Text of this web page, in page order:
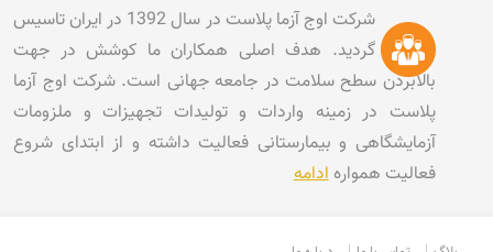
شرکت اوج آزما پلاست در سال 1392 در ایران تاسیس
گردید. هدف اصلی همکاران ما کوشش در جهت
بالابردن سطح سلامت در جامعه جهانی است. شرکت اوج آزما
پلاست در زمینه واردات و تولیدات تجهیزات و ملزومات
آزمایشگاهی و بیمارستانی فعالیت داشته و از ابتدای شروع
فعالیت هموارهادامه